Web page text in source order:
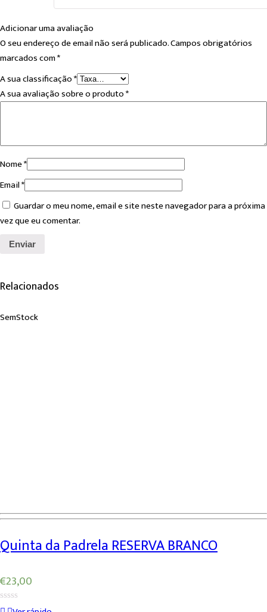
Adicionar uma avaliação
O seu endereço de email não será publicado.Campos obrigatórios
marcados com*
A sua classificação*
A sua avaliação sobre o produto*
Nome*
Email*
Guardar o meu nome, email e site neste navegador para a próxima
vez que eu comentar.
Relacionados
SemStock
Quinta da Padrela RESERVA BRANCO
€23,00
0